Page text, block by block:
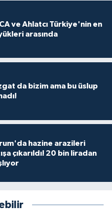
ve Ahlatcı Türkiye'nin en
arasında
da bizim ama bu üslup
hazine arazileri
çıkarıldı! 20 bin liradan